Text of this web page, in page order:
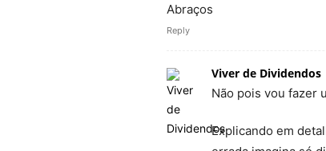
Abraços
Reply
Viver de Dividendos
Não pois vou fazer
Explicando em